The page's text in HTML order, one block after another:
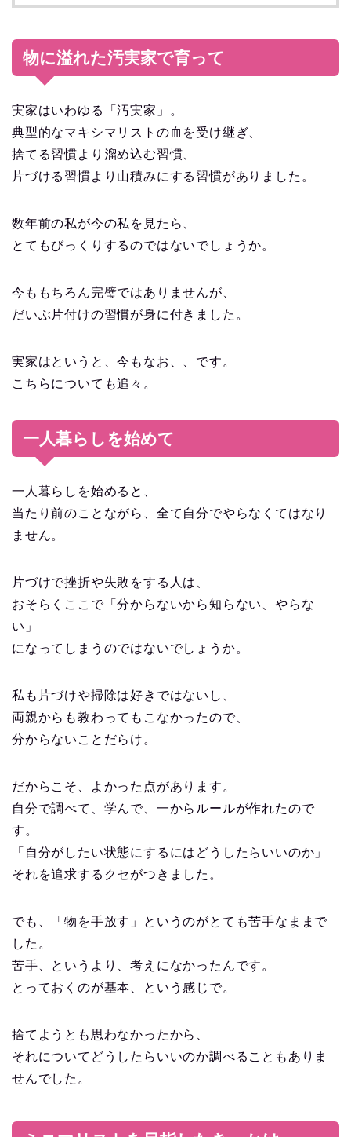
物に溢れた汚実家で育って
実家はいわゆる「汚実家」。
典型的なマキシマリストの血を受け継ぎ、
捨てる習慣より溜め込む習慣、
片づける習慣より山積みにする習慣がありました。
数年前の私が今の私を見たら、
とてもびっくりするのではないでしょうか。
今ももちろん完璧ではありませんが、
だいぶ片付けの習慣が身に付きました。
実家はというと、今もなお、、です。
こちらについても追々。
一人暮らしを始めて
一人暮らしを始めると、
当たり前のことながら、全て自分でやらなくてはなり
ません。
片づけで挫折や失敗をする人は、
おそらくここで「分からないから知らない、やらな
い」
になってしまうのではないでしょうか。
私も片づけや掃除は好きではないし、
両親からも教わってもこなかったので、
分からないことだらけ。
だからこそ、よかった点があります。
自分で調べて、学んで、一からルールが作れたので
す。
「自分がしたい状態にするにはどうしたらいいのか」
それを追求するクセがつきました。
でも、「物を手放す」というのがとても苦手なままで
した。
苦手、というより、考えになかったんです。
とっておくのが基本、という感じで。
捨てようとも思わなかったから、
それについてどうしたらいいのか調べることもありま
せんでした。